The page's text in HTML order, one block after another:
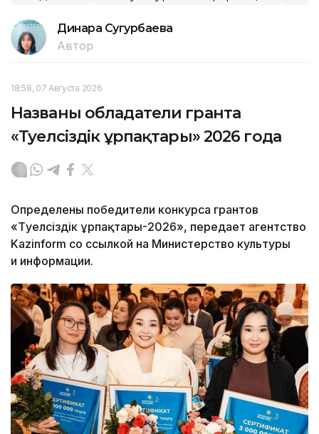
Динара Сугурбаева
Автор
18:58, 07 Августа 2026
Названы обладатели гранта
«Тәуелсіздік ұрпақтары» 2026 года
Определены победители конкурса грантов
«Тәуелсіздік ұрпақтары-2026», передает агентство
Kazinform со ссылкой на Министерство культуры
и информации.